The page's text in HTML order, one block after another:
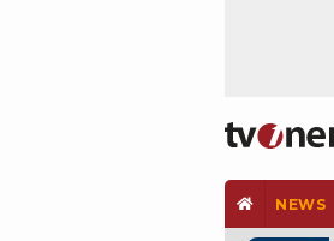
NEWS